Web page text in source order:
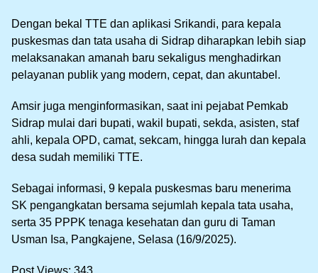
Dengan bekal TTE dan aplikasi Srikandi, para kepala
puskesmas dan tata usaha di Sidrap diharapkan lebih siap
melaksanakan amanah baru sekaligus menghadirkan
pelayanan publik yang modern, cepat, dan akuntabel.
Amsir juga menginformasikan, saat ini pejabat Pemkab
Sidrap mulai dari bupati, wakil bupati, sekda, asisten, staf
ahli, kepala OPD, camat, sekcam, hingga lurah dan kepala
desa sudah memiliki TTE.
Sebagai informasi, 9 kepala puskesmas baru menerima
SK pengangkatan bersama sejumlah kepala tata usaha,
serta 35 PPPK tenaga kesehatan dan guru di Taman
Usman Isa, Pangkajene, Selasa (16/9/2025).
Post Views: 343